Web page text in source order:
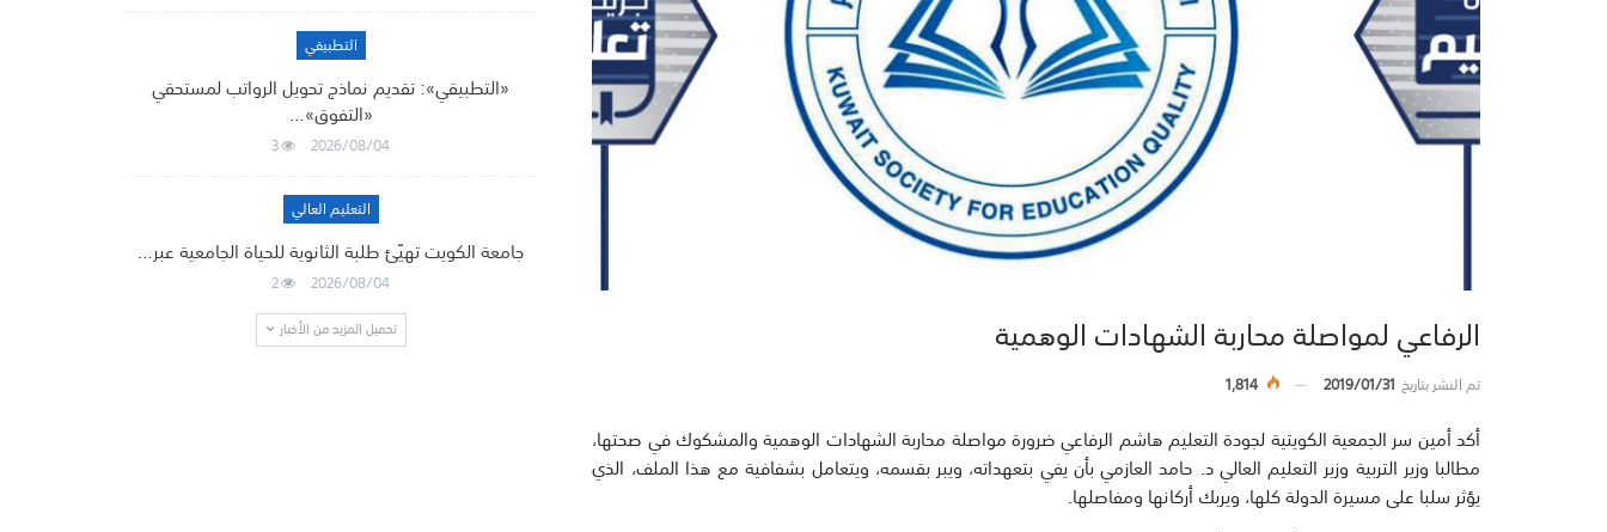
الرفاعي لمواصلة محاربة الشهادات الوهمية
تم النشر بتاريخ 2019/01/31
1,814
أكد أمين سر الجمعية الكويتية لجودة التعليم هاشم الرفاعي ضرورة مواصلة محاربة الشهادات الوهمية والمشكوك في صحتها،
مطالبا وزير التربية وزير التعليم العالي د. حامد العازمي بأن يفي بتعهداته، ويبر بقسمه، ويتعامل بشفافية مع هذا الملف، الذي
يؤثر سلبا على مسيرة الدولة كلها، ويربك أركانها ومفاصلها.
التطبيقي
«التطبيقي»: تقديم نماذج تحويل الرواتب لمستحقي
«التفوق»…
2026/08/04
3
التعليم العالي
جامعة الكويت تهيّئ طلبة الثانوية للحياة الجامعية عبر…
2026/08/04
2
تحميل المزيد من الأخبار